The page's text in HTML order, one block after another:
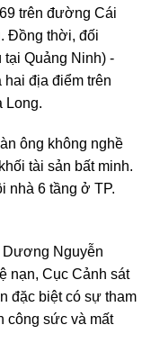
trên đường Cái
Đồng thời, đối
Quảng Ninh) -
địa điểm trên
Long.
ông không nghề
tài sản bất minh.
nhà 6 tầng ở TP.
Dương Nguyễn
nạn, Cục Cảnh sát
đặc biệt có sự tham
công sức và mất